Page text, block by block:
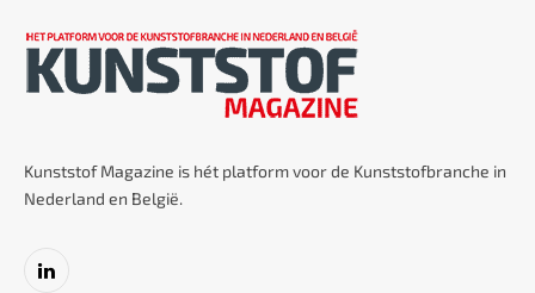
Kunststof Magazine is hét platform voor de Kunststofbranche in
Nederland en België.
LinkedIn